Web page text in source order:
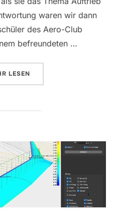
waren wir dann
des Aero-Club
befreundeten …
ÜBER „BESUCH AN DER EDITH-
LESEN